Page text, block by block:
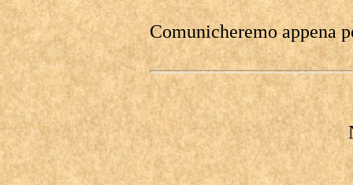
Comunicheremo appena